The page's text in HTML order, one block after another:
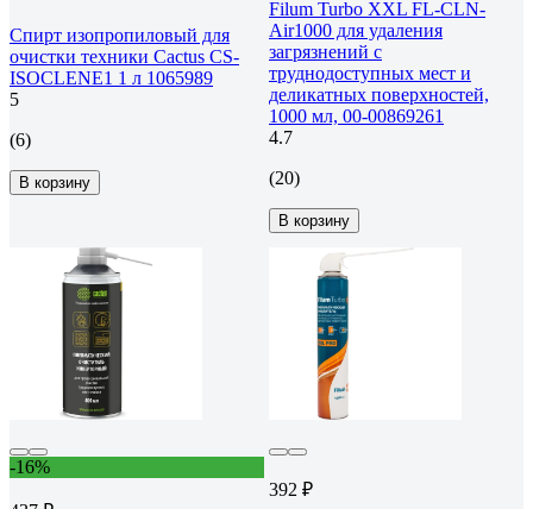
Спирт изопропиловый для
очистки техники Cactus CS-
ISOCLENE1 1 л 1065989
5
(6)
В корзину
Filum Turbo XXL FL-CLN-
Air1000 для удаления
загрязнений с
труднодоступных мест и
деликатных поверхностей,
1000 мл, 00-00869261
4.7
(20)
В корзину
-16%
392 ₽